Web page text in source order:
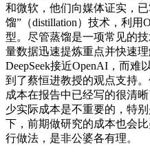
和微软，他们向媒体证实，已
馏”（distillation）技术，利
型。尽管蒸馏是一项常见的
量数据迅速提炼重点并快速
DeepSeek接近OpenAI，而难
到了蔡恒进教授的观点支持
成本在报告中已经写的很清
少实际成本是不重要的，特
下，前期做研究的成本也会
行做法，是非公婆各有理。